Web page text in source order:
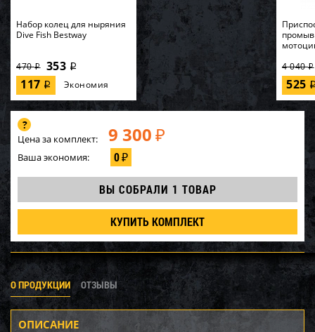
Набор колец для ныряния
Dive Fish Bestway
470i 353 i
117 i Экономия
4 040i
525
Цена за комплект: 9 300 ₽
Ваша экономия: 0₽
ВЫ СОБРАЛИ 1 ТОВАР
КУПИТЬ КОМПЛЕКТ
О ПРОДУКЦИИ ОТЗЫВЫ
ОПИСАНИЕ